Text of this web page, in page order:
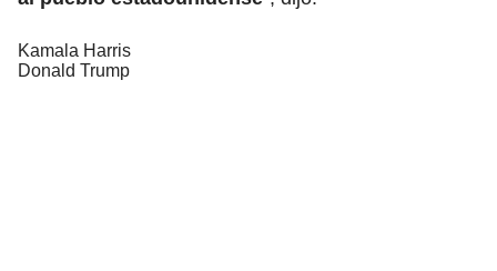
Kamala Harris
Donald Trump